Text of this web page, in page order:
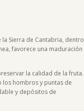
Sierra de Cantabria, dentro
favorece una maduración
la calidad de la fruta.
los hombros y puntas de
y depósitos de